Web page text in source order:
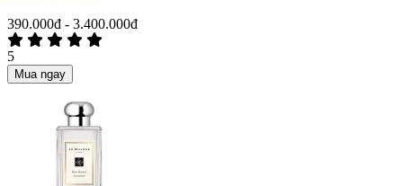
390.000đ - 3.400.000đ
5
Mua ngay